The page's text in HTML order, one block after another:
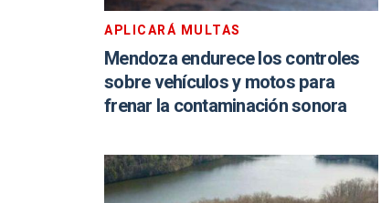
APLICARÁ MULTAS
Mendoza endurece los controles
sobre vehículos y motos para
frenar la contaminación sonora